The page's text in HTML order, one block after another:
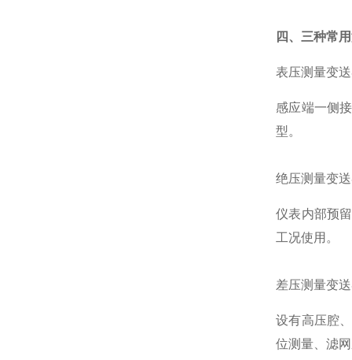
四、三种常
表压测量变
感应端一侧
型。
绝压测量变
仪表内部预
工况使用。
差压测量变
设有高压腔
位测量、滤